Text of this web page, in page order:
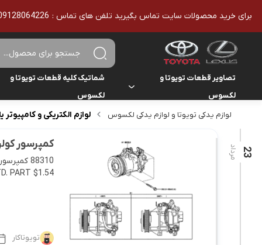
برای خرید محصولات سایت تماس بگیرید تلفن های تماس : 09128064226 - 02136610186 - تمامی محصولات اورجینال هستند
تصاویر قطعات تویوتا و
لکسوس
تویوتا یاریس
هایلوکس
کمری
شماتیک کلیه قطعات تویوتا و
لکسوس
تویوتا لوازم یدکی تویوتا و لوازم یدکی لکسوس لوازم الکتریکی و کامپیوتر
23 مرداد کمپرسور کولر یاریس 2008-
PART $1.54
تویوتاکار